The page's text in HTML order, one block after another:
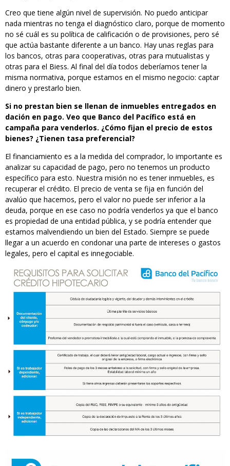
Creo que tiene algún nivel de supervisión. No puedo anticipar
nada mientras no tenga el diagnóstico claro, porque de momento
no sé cuál es su política de calificación o de provisiones, pero sé
que actúa bastante diferente a un banco. Hay unas reglas para
los bancos, otras para cooperativas, otras para mutualistas y
otras para el Biess. Al final del día todos deberíamos tener la
misma normativa, porque estamos en el mismo negocio: captar
dinero y prestarlo bien.
Si no prestan bien se llenan de inmuebles entregados en
dación en pago. Veo que Banco del Pacífico está en
campaña para venderlos. ¿Cómo fijan el precio de estos
bienes? ¿Tienen tasa preferencial?
El financiamiento es a la medida del comprador, lo importante es
analizar su capacidad de pago, pero no tenemos un producto
específico para esto. Nuestra misión no es tener inmuebles, es
recuperar el crédito. El precio de venta se fija en función del
avalúo que hacemos, pero el valor no puede ser inferior a la
deuda, porque en ese caso no podría venderlos ya que el banco
es propiedad de una entidad pública, y se podría entender que
estamos malvendiendo un bien del Estado. Siempre se puede
llegar a un acuerdo en condonar una parte de intereses o gastos
legales, pero el capital es innegociable.